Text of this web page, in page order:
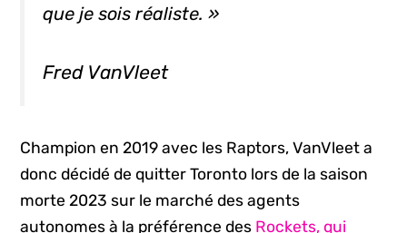
que je sois réaliste. »
Fred VanVleet
Champion en 2019 avec les Raptors, VanVleet a
donc décidé de quitter Toronto lors de la saison
morte 2023 sur le marché des agents
autonomes à la préférence des Rockets, qui